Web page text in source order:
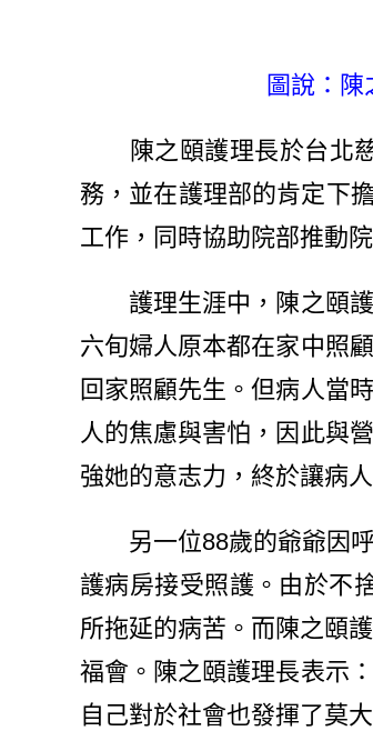
圖說：
陳之頤護理長於台北慈
務，並在護理部的肯定下
工作，同時協助院部推動
護理生涯中，陳之頤護
六旬婦人原本都在家中照
回家照顧先生。但病人當
人的焦慮與害怕，因此與
強她的意志力，終於讓病
另一位88歲的爺爺因呼
護病房接受照護。由於不
所拖延的病苦。而陳之頤
福會。陳之頤護理長表示
自己對於社會也發揮了莫大